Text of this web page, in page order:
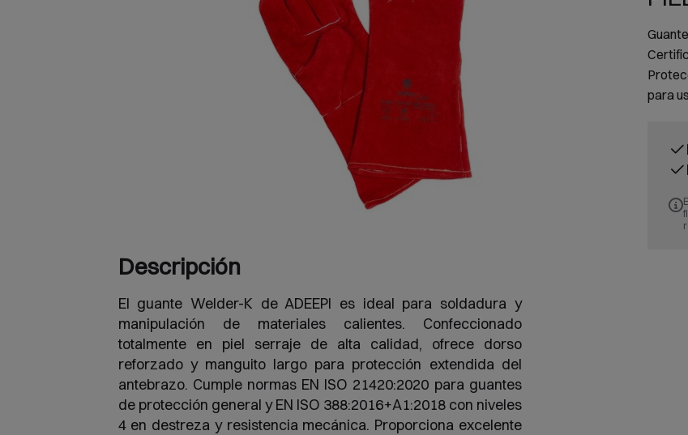
Descripción
El guante Welder-K de ADEEPI es ideal para soldadura y
manipulación de materiales calientes. Confeccionado
totalmente en piel serraje de alta calidad, ofrece dorso
reforzado y manguito largo para protección extendida del
antebrazo. Cumple normas EN ISO 21420:2020 para guantes
de protección general y EN ISO 388:2016+A1:2018 con niveles
4 en destreza y resistencia mecánica. Proporciona excelente
para